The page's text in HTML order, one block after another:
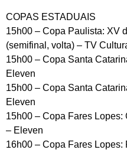
COPAS ESTADUAIS
15h00 – Copa Paulista: XV
(semifinal, volta) – TV
15h00 – Copa Santa
Eleven
15h00 – Copa Santa
Eleven
15h00 – Copa Fares Lopes:
– Eleven
16h00 – Copa Fares